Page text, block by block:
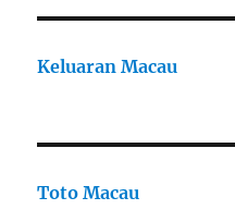
Keluaran Macau
Toto Macau